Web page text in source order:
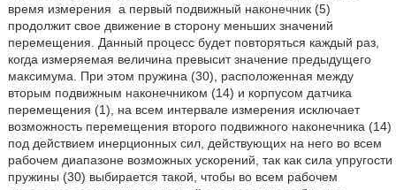
время измерения а первый подвижный наконечник (5)
продолжит свое движение в сторону меньших значений
перемещения. Данный процесс будет повторяться каждый раз,
когда измеряемая величина превысит значение предыдущего
максимума. При этом пружина (30), расположенная между
вторым подвижным наконечником (14) и корпусом датчика
перемещения (1), на всем интервале измерения исключает
возможность перемещения второго подвижного наконечника (14)
под действием инерционных сил, действующих на него во всем
рабочем диапазоне возможных ускорений, так как сила упругости
пружины (30) выбирается такой, чтобы во всем рабочем